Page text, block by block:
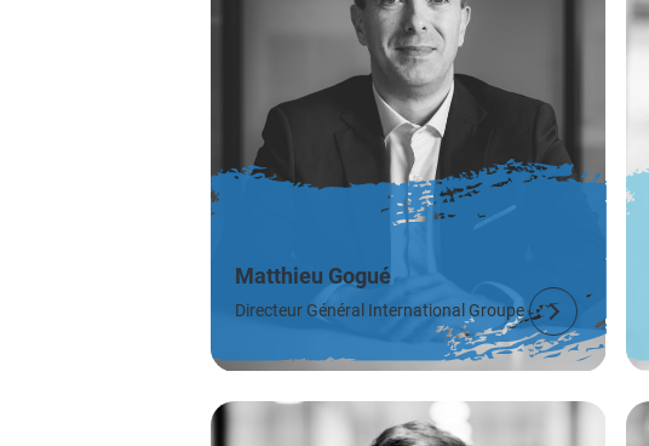
Matthieu Gogué
Directeur Général International Groupe